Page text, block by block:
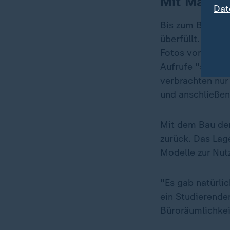
Bis zum Bau
überfüllt. Die
Fotos von
Aufrufe "sich
verbrachten
und
Mit dem Bau
zurück. Das
Modelle zur
"Es gab
ein